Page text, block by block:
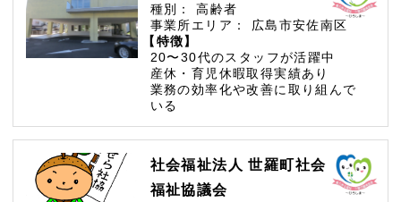
種別：
高齢者
事業所エリア：
広島市安佐南区
【特徴】
20〜30代のスタッフが活躍中
産休・育児休暇取得実績あり
業務の効率化や改善に取り組んで
いる
社会福祉法人 世羅町社会
福祉協議会